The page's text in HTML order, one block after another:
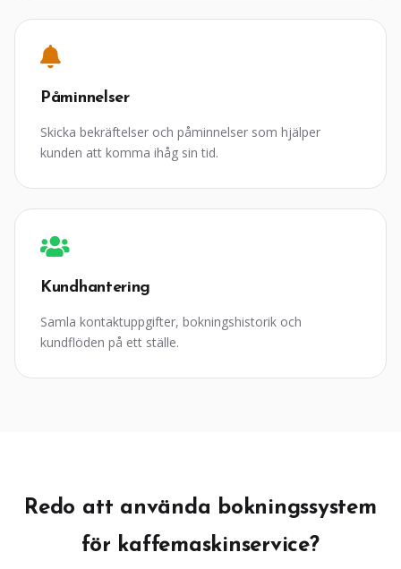
Påminnelser
Skicka bekräftelser och påminnelser som hjälper
kunden att komma ihåg sin tid.
Kundhantering
Samla kontaktuppgifter, bokningshistorik och
kundflöden på ett ställe.
Redo att använda bokningssystem
för kaffemaskinservice?